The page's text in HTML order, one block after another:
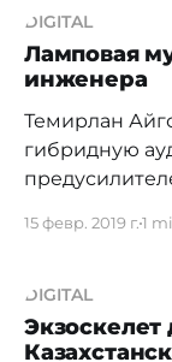
повестка в
[http://bit.ly/
для
в кучу все
DIGITAL
Ламповая
инженера
Темирлан
гибридную
предусилителем звука.
затем
на то, что он в
созданная
15 февр. 2019 г.1
DIGITAL